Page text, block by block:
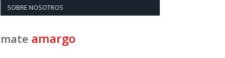
SOBRE NOSOTROS
mate amargo